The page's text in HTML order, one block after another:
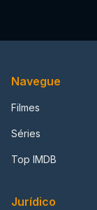
Navegue
Filmes
Séries
Top IMDB
Jurídico